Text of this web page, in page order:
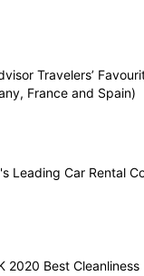
Travelers’
France and Spain)
Leading Car Rental
2020 Best Cleanliness